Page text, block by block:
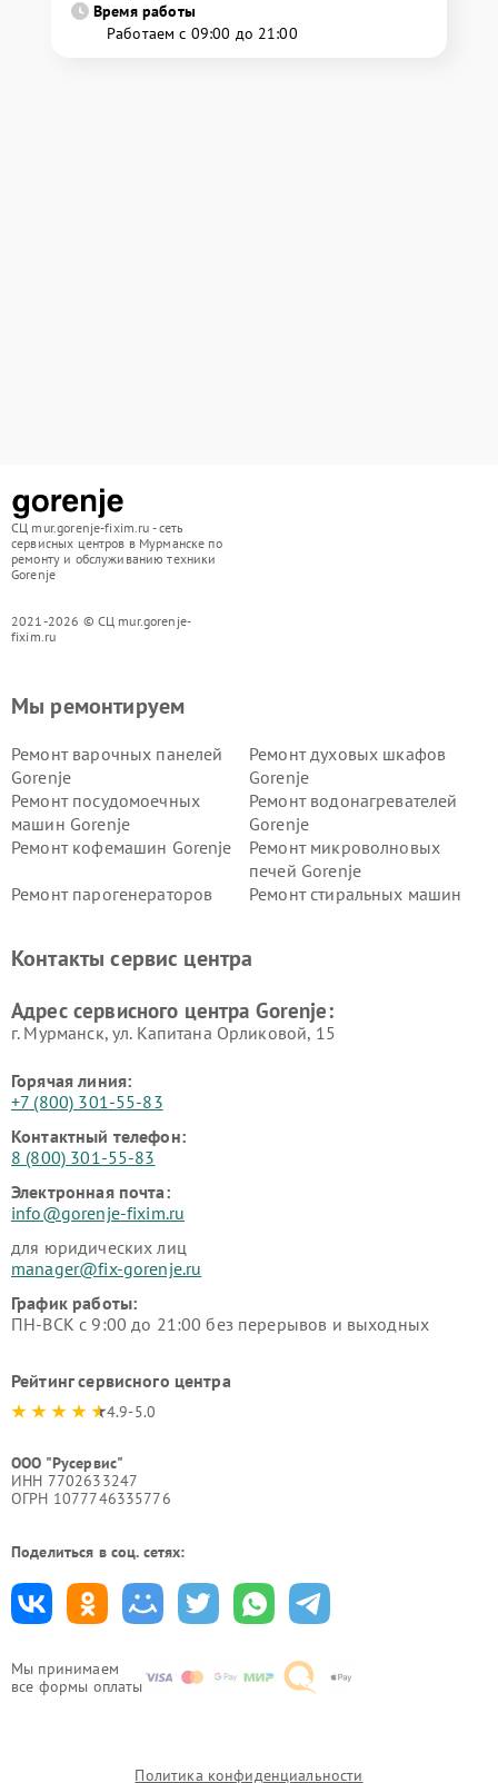
Время работы
Работаем с 09:00 до 21:00
СЦ mur.gorenje-fixim.ru - сеть
сервисных центров в Мурманске по
ремонту и обслуживанию техники
Gorenje
2021-2026 © СЦ mur.gorenje-
fixim.ru
Мы принимаем
все формы оплаты
Мы ремонтируем
Ремонт варочных панелей
Gorenje
Ремонт духовых шкафов
Gorenje
Ремонт посудомоечных
машин Gorenje
Ремонт водонагревателей
Gorenje
Ремонт кофемашин Gorenje
Ремонт микроволновых
печей Gorenje
Ремонт парогенераторов
Ремонт стиральных машин
Контакты сервис центра
Адрес сервисного центра Gorenje:
г. Мурманск, ул. Капитана Орликовой, 15
Горячая линия:
+7 (800) 301-55-83
Контактный телефон:
8 (800) 301-55-83
Электронная почта:
info@gorenje-fixim.ru
для юридических лиц
manager@fix-gorenje.ru
График работы:
ПН-ВСК с 9:00 до 21:00 без перерывов и выходных
Рейтинг сервисного центра
4.9-5.0
ООО "Русервис"
ИНН 7702633247
ОГРН 1077746335776
Поделиться в соц. сетях:
Политика конфиденциальности